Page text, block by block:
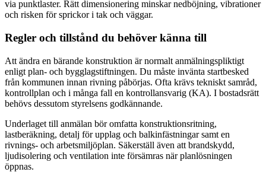
via punktlaster. Rätt dimensionering minskar nedböjning, vibrationer
och risken för sprickor i tak och väggar.
Regler och tillstånd du behöver känna till
Att ändra en bärande konstruktion är normalt anmälningspliktigt
enligt plan- och bygglagstiftningen. Du måste invänta startbesked
från kommunen innan rivning påbörjas. Ofta krävs tekniskt samråd,
kontrollplan och i många fall en kontrollansvarig (KA). I bostadsrätt
behövs dessutom styrelsens godkännande.
Underlaget till anmälan bör omfatta konstruktionsritning,
lastberäkning, detalj för upplag och balkinfästningar samt en
rivnings- och arbetsmiljöplan. Säkerställ även att brandskydd,
ljudisolering och ventilation inte försämras när planlösningen
öppnas.